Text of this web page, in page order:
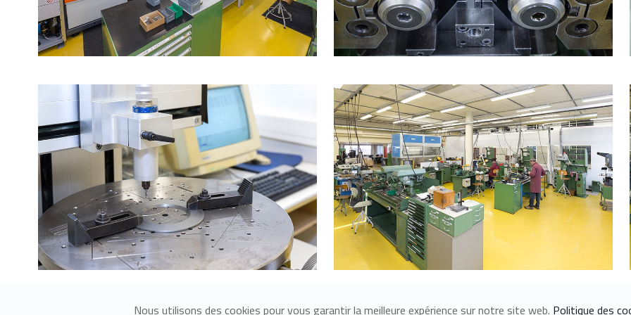
Nous utilisons des cookies pour vous garantir la meilleure expérience sur notre site web. Politique des